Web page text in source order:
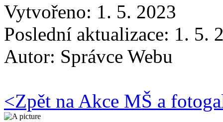
Vytvořeno: 1. 5. 2023
Poslední aktualizace: 1. 5.
Autor: Správce Webu
<Zpět na Akce MŠ a